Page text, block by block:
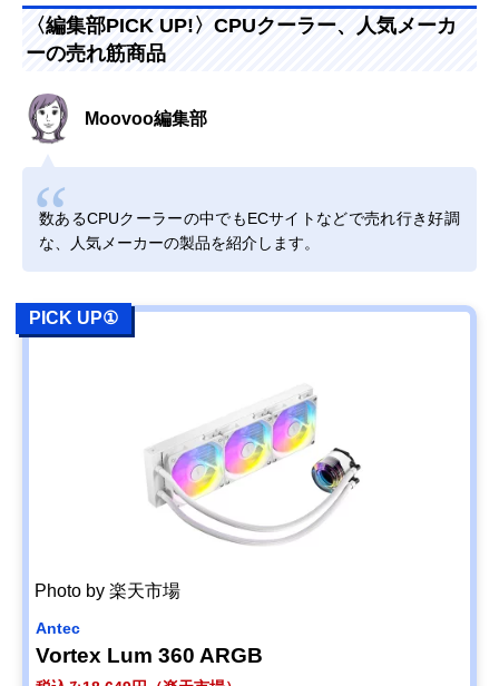
〈編集部PICK UP!〉CPUクーラー、人気メーカ
ーの売れ筋商品
Moovoo編集部
数あるCPUクーラーの中でもECサイトなどで売れ行き好調
な、人気メーカーの製品を紹介します。
PICK UP①
Photo by 楽天市場
Antec
Vortex Lum 360 ARGB